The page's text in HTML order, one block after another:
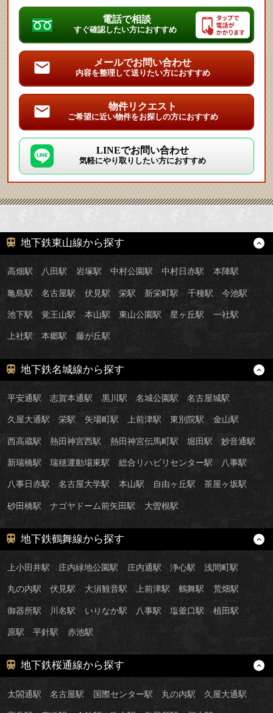
電話で相談
すぐ確認したい方におすすめ
メールでお問い合わせ
内容を整理して送りたい方におすすめ
物件リクエスト
ご希望に近い物件をお探しの方におすすめ
LINEでお問い合わせ
気軽にやり取りしたい方におすすめ
地下鉄東山線から探す
高畑駅 八田駅 岩塚駅 中村公園駅 中村日赤駅 本陣駅
亀島駅 名古屋駅 伏見駅 栄駅 新栄町駅 千種駅 今池駅
池下駅 覚王山駅 本山駅 東山公園駅 星ヶ丘駅 一社駅
上社駅 本郷駅 藤が丘駅
地下鉄名城線から探す
平安通駅 志賀本通駅 黒川駅 名城公園駅 名古屋城駅
久屋大通駅 栄駅 矢場町駅 上前津駅 東別院駅 金山駅
西高蔵駅 熱田神宮西駅 熱田神宮伝馬町駅 堀田駅 妙音通駅
新瑞橋駅 瑞穂運動場東駅 総合リハビリセンター駅 八事駅
八事日赤駅 名古屋大学駅 本山駅 自由ヶ丘駅 茶屋ヶ坂駅
砂田橋駅 ナゴヤドーム前矢田駅 大曽根駅
地下鉄鶴舞線から探す
上小田井駅 庄内緑地公園駅 庄内通駅 浄心駅 浅間町駅
丸の内駅 伏見駅 大須観音駅 上前津駅 鶴舞駅 荒畑駅
御器所駅 川名駅 いりなか駅 八事駅 塩釜口駅 植田駅
原駅 平針駅 赤池駅
地下鉄桜通線から探す
太閤通駅 名古屋駅 国際センター駅 丸の内駅 久屋大通駅